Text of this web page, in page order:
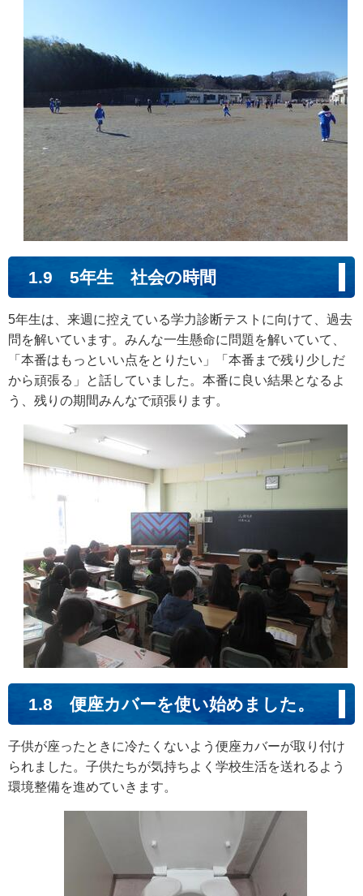
1.9 5年生 社会の時間
5年生は、来週に控えている学力診断テストに向けて、過去
問を解いています。みんな一生懸命に問題を解いていて、
「本番はもっといい点をとりたい」「本番まで残り少しだ
から頑張る」と話していました。本番に良い結果となるよ
う、残りの期間みんなで頑張ります。
1.8 便座カバーを使い始めました。
子供が座ったときに冷たくないよう便座カバーが取り付け
られました。子供たちが気持ちよく学校生活を送れるよう
環境整備を進めていきます。